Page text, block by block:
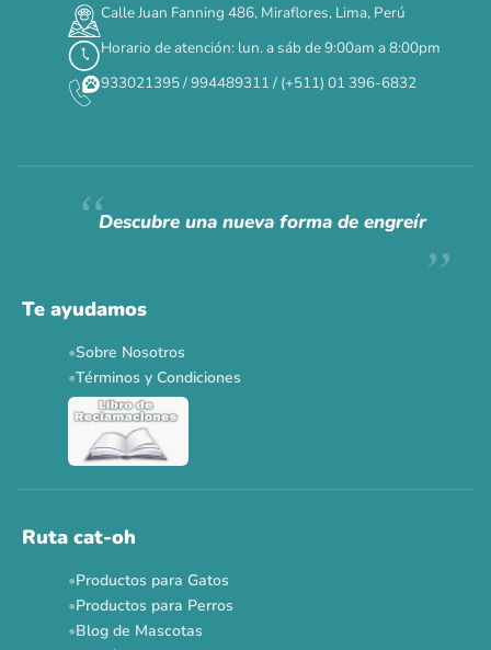
Calle Juan Fanning 486, Miraflores, Lima, Perú
Horario de atención: lun. a sáb de 9:00am a 8:00pm
933021395 / 994489311 / (+511) 01 396-6832
Descubre una nueva forma de engreír
Te ayudamos
Sobre Nosotros
Términos y Condiciones
Ruta cat-oh
Productos para Gatos
Productos para Perros
Blog de Mascotas